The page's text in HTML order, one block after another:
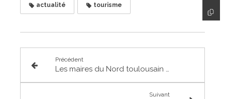
actualité tourisme
Précédent
Les maires du Nord toulousain unis pour un nouveau pont sur la Garonne
Suivant